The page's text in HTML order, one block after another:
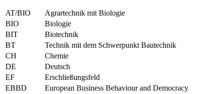
AT/BIO
Agrartechnik mit Biologie
BIO
Biologie
BIT
Biotechnik
BT
Technik mit dem Schwerpunkt Bautechnik
CH
Chemie
DE
Deutsch
EF
Erschließungsfeld
EBBD
European Business Behaviour and Democracy